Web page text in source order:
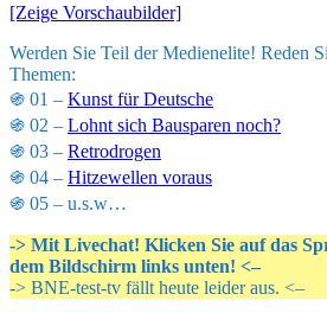
[Zeige Vorschaubilder]
Werden Sie Teil der Medienelite! Reden
Themen:
֍ 01 – Kunst für Deutsche
֍ 02 – Lohnt sich Bausparen noch?
֍ 03 – Retrodrogen
֍ 04 – Hitzewellen voraus
֍ 05 – u.s.w…
-> Mit Livechat! Klicken Sie auf das
dem Bildschirm links unten! <–
-> BNE-test-tv fällt heute leider aus. <–